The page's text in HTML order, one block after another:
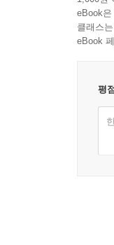
eBook
클래스
eBook
평점